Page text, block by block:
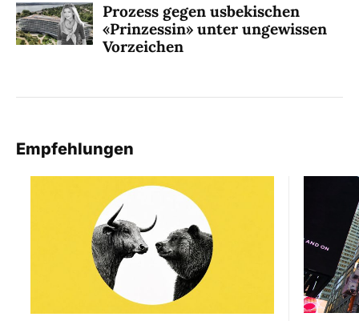
Prozess gegen usbekischen
«Prinzessin» unter ungewissen
Vorzeichen
Empfehlungen